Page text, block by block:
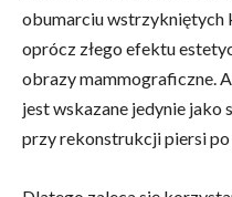
obumarciu wstrzykniętych
oprócz złego efektu
obrazy mammograficzne.
jest wskazane jedynie jako
przy rekonstrukcji piersi